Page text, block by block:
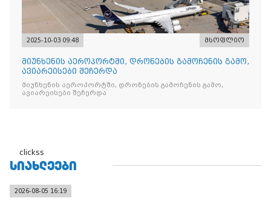
2025-10-03 09:48 მსოფლიო
მიუნხენის აეროპორტში, დრონების გამოჩენის გამო,
ავიარეისები შეჩერდა
მიუნხენის აეროპორტში, დრონების გამოჩენის გამო,
ავიარეისები შეჩერდა
clickss
ᲡᲘᲐᲮᲚᲔᲔᲑᲘ
2026-08-05 16:19